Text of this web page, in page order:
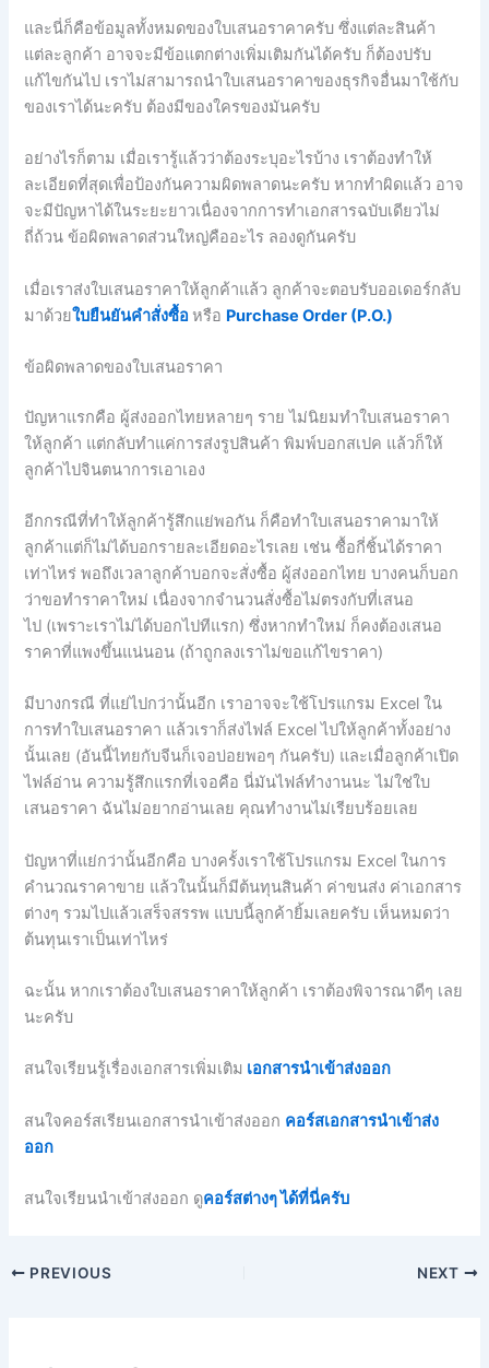
และนี่ก็คือข้อมูลทั้งหมดของใบเสนอราคาครับ ซึ่งแต่ละสินค้า
แต่ละลูกค้า อาจจะมีข้อแตกต่างเพิ่มเติมกันได้ครับ ก็ต้องปรับ
แก้ไขกันไป เราไม่สามารถนำใบเสนอราคาของธุรกิจอื่นมาใช้กับ
ของเราได้นะครับ ต้องมีของใครของมันครับ
อย่างไรก็ตาม เมื่อเรารู้แล้วว่าต้องระบุอะไรบ้าง เราต้องทำให้
ละเอียดที่สุดเพื่อป้องกันความผิดพลาดนะครับ หากทำผิดแล้ว อาจ
จะมีปัญหาได้ในระยะยาวเนื่องจากการทำเอกสารฉบับเดียวไม่
ถี่ถ้วน ข้อผิดพลาดส่วนใหญ่คืออะไร ลองดูกันครับ
เมื่อเราส่งใบเสนอราคาให้ลูกค้าแล้ว ลูกค้าจะตอบรับออเดอร์กลับ
มาด้วยใบยืนยันคำสั่งซื้อหรือ Purchase Order (P.O.)
ข้อผิดพลาดของใบเสนอราคา
ปัญหาแรกคือ ผู้ส่งออกไทยหลายๆ ราย ไม่นิยมทำใบเสนอราคา
ให้ลูกค้า แต่กลับทำแค่การส่งรูปสินค้า พิมพ์บอกสเปค แล้วก็ให้
ลูกค้าไปจินตนาการเอาเอง
อีกกรณีที่ทำให้ลูกค้ารู้สึกแย่พอกัน ก็คือทำใบเสนอราคามาให้
ลูกค้าแต่ก็ไม่ได้บอกรายละเอียดอะไรเลย เช่น ซื้อกี่ชิ้นได้ราคา
เท่าไหร่ พอถึงเวลาลูกค้าบอกจะสั่งซื้อ ผู้ส่งออกไทย บางคนก็บอก
ว่าขอทำราคาใหม่ เนื่องจากจำนวนสั่งซื้อไม่ตรงกับที่เสนอ
ไป (เพราะเราไม่ได้บอกไปทีแรก)ซึ่งหากทำใหม่ ก็คงต้องเสนอ
ราคาที่แพงขึ้นแน่นอน (ถ้าถูกลงเราไม่ขอแก้ไขราคา)
มีบางกรณี ที่แย่ไปกว่านั้นอีก เราอาจจะใช้โปรแกรม Excelใน
การทำใบเสนอราคา แล้วเราก็ส่งไฟล์ Excelไปให้ลูกค้าทั้งอย่าง
นั้นเลย (อันนี้ไทยกับจีนก็เจอบ่อยพอๆ กันครับ) และเมื่อลูกค้าเปิด
ไฟล์อ่าน ความรู้สึกแรกที่เจอคือ นี่มันไฟล์ทำงานนะ ไม่ใช่ใบ
เสนอราคา ฉันไม่อยากอ่านเลย คุณทำงานไม่เรียบร้อยเลย
ปัญหาที่แย่กว่านั้นอีกคือ บางครั้งเราใช้โปรแกรม Excelในการ
คำนวณราคาขาย แล้วในนั้นก็มีต้นทุนสินค้า ค่าขนส่ง ค่าเอกสาร
ต่างๆ รวมไปแล้วเสร็จสรรพ แบบนี้ลูกค้ายิ้มเลยครับ เห็นหมดว่า
ต้นทุนเราเป็นเท่าไหร่
ฉะนั้น หากเราต้องใบเสนอราคาให้ลูกค้า เราต้องพิจารณาดีๆ เลย
นะครับ
สนใจเรียนรู้เรื่องเอกสารเพิ่มเติม เอกสารนำเข้าส่งออก
สนใจคอร์สเรียนเอกสารนำเข้าส่งออก คอร์สเอกสารนำเข้าส่ง
ออก
สนใจเรียนนำเข้าส่งออก ดูคอร์สต่างๆ ได้ที่นี่ครับ
PREVIOUS NEXT